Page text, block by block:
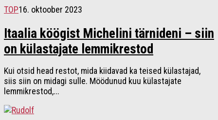
TOP16. oktoober 2023
Itaalia köögist Michelini tärnideni – siin
on külastajate lemmikrestod
Kui otsid head restot, mida kiidavad ka teised külastajad,
siis siin on midagi sulle. Möödunud kuu külastajate
lemmikrestod,...